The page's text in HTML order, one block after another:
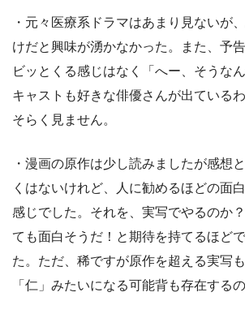
・元々医療系ドラマはあまり見ないが
けだと興味が湧かなかった。また、予
ビッとくる感じはなく「へー、そうな
キャストも好きな俳優さんが出ている
そらく見ません。
・漫画の原作は少し読みましたが感想
くはないけれど、人に勧めるほどの面
感じでした。それを、実写でやるのか
ても面白そうだ！と期待を持てるほど
た。ただ、稀ですが原作を超える実写
「仁」みたいになる可能背も存在する